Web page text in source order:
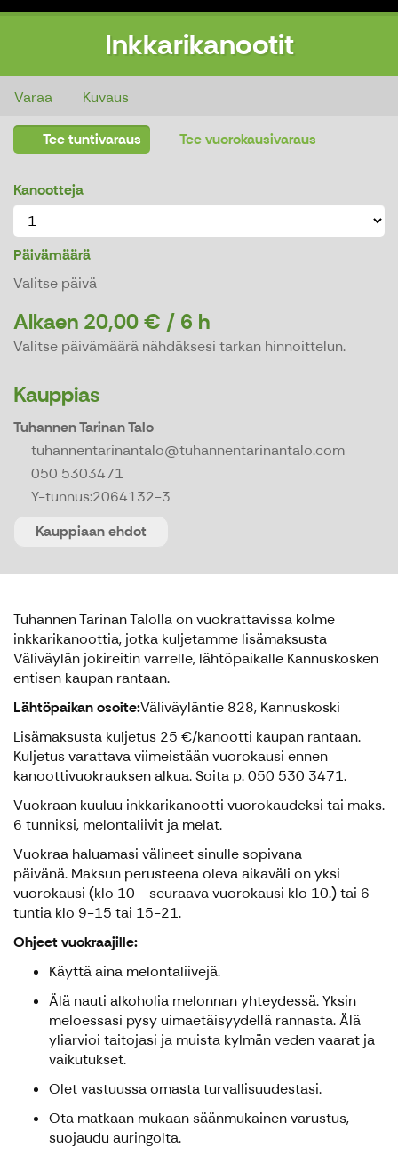
Inkkarikanootit
Inkkarikanootit
Varaa Kuvaus
Tee tuntivaraus Tee vuorokausivaraus
Kanootteja
Päivämäärä
Valitse päivä
Alkaen 20,00 € / 6 h
Valitse päivämäärä nähdäksesi tarkan hinnoittelun.
Kauppias
Tuhannen Tarinan Talo
tuhannentarinantalo@tuhannentarinantalo.com
050 5303471
Y-tunnus:2064132-3
Kauppiaan ehdot
Tuhannen Tarinan Talolla on vuokrattavissa kolme
inkkarikanoottia, jotka kuljetamme lisämaksusta
Väliväylän jokireitin varrelle, lähtöpaikalle Kannuskosken
entisen kaupan rantaan.
Lähtöpaikan osoite:Väliväyläntie 828, Kannuskoski
Lisämaksusta kuljetus 25 €/kanootti kaupan rantaan.
Kuljetus varattava viimeistään vuorokausi ennen
kanoottivuokrauksen alkua. Soita p. 050 530 3471.
Vuokraan kuuluu inkkarikanootti vuorokaudeksi tai maks.
6 tunniksi, melontaliivit ja melat.
Vuokraa haluamasi välineet sinulle sopivana
päivänä. Maksun perusteena oleva aikaväli on yksi
vuorokausi (klo 10 - seuraava vuorokausi klo 10.) tai 6
tuntia klo 9-15 tai 15-21.
Ohjeet vuokraajille:
Käyttä aina melontaliivejä.
Älä nauti alkoholia melonnan yhteydessä. Yksin
meloessasi pysy uimaetäisyydellä rannasta. Älä
yliarvioi taitojasi ja muista kylmän veden vaarat ja
vaikutukset.
Olet vastuussa omasta turvallisuudestasi.
Ota matkaan mukaan säänmukainen varustus,
suojaudu auringolta.